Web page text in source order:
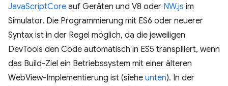
JavaScriptCore auf Geräten und V8 oder NW.js im
Simulator. Die Programmierung mit ES6 oder neuerer
Syntax ist in der Regel möglich, da die jeweiligen
DevTools den Code automatisch in ES5 transpiliert, wenn
das Build-Ziel ein Betriebssystem mit einer älteren
WebView-Implementierung ist (siehe unten). In der